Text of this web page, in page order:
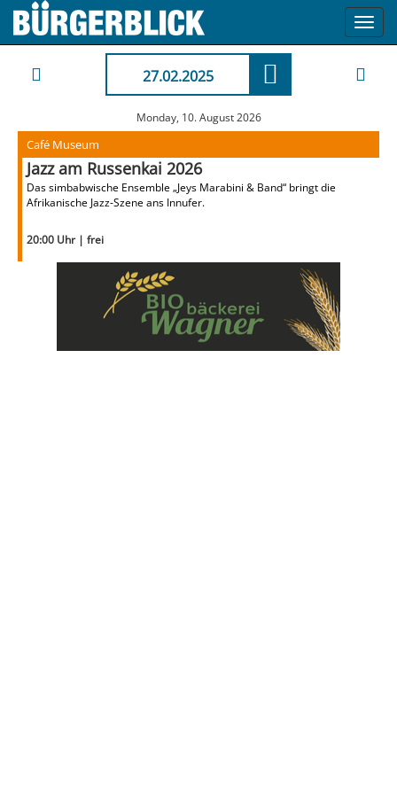
27.02.2025
Monday, 10. August 2026
Café Museum
Jazz am Russenkai 2026
Das simbabwische Ensemble „Jeys Marabini & Band“ bringt die
Afrikanische Jazz-Szene ans Innufer.
20:00 Uhr | frei